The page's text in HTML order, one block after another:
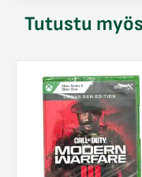
Tutustu myös